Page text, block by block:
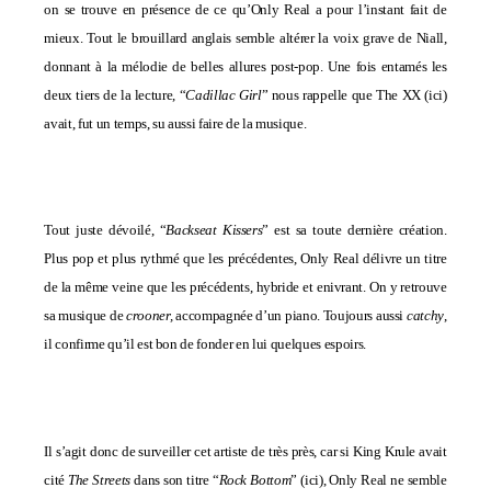
on se trouve en présence de ce qu’Only Real a pour l’instant fait de
mieux. Tout le brouillard anglais semble altérer la voix grave de Niall,
donnant à la mélodie de belles allures post-pop. Une fois entamés les
deux tiers de la lecture, “Cadillac Girl” nous rappelle que The XX (ici)
avait, fut un temps, su aussi faire de la musique.
Tout juste dévoilé, “Backseat Kissers” est sa toute dernière création.
Plus pop et plus rythmé que les précédentes, Only Real délivre un titre
de la même veine que les précédents, hybride et enivrant. On y retrouve
sa musique decrooner,accompagnée d’un piano. Toujours aussicatchy,
il confirme qu’il est bon de fonder en lui quelques espoirs.
Il s’agit donc de surveiller cet artiste de très près, car si King Krule avait
citéThe Streets dans son titre “Rock Bottom” (ici), Only Real ne semble